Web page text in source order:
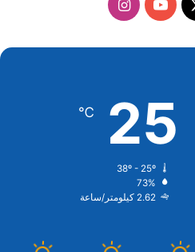
‫X
‫YouTubeانستقرام
25
℃
73%
2.62 كيلومتر/ساعة